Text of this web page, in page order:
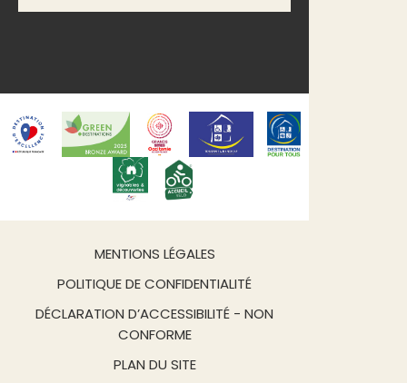
MENTIONS LÉGALES
POLITIQUE DE CONFIDENTIALITÉ
DÉCLARATION D’ACCESSIBILITÉ - NON
CONFORME
PLAN DU SITE